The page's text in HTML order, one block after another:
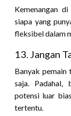
Kemenangan
siapa yang
fleksibel dalam
13. Jangan
Banyak
saja. Padahal,
potensi luar
tertentu.